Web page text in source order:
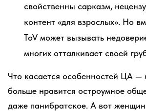
свойственны сарказм,
контент «для взрослых». Но
ToV может вызывать
многих отталкивает своей
Что касается особенностей ЦА —
больше нравится остроумное
даже панибратское. А вот